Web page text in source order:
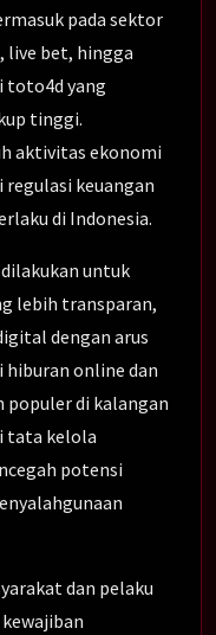
pada sektor
live bet, hingga
toto4d yang
tinggi.
aktivitas ekonomi
keuangan
di Indonesia.
untuk
lebih transparan,
dengan arus
online dan
di kalangan
tata kelola
potensi
dan pelaku